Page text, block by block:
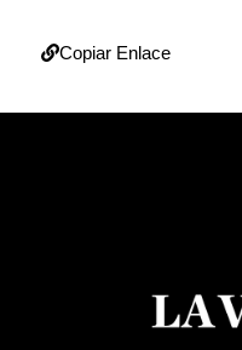
Copiar Enlace